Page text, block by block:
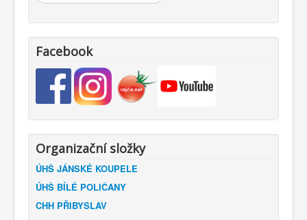
Facebook
Organizační složky
ÚHŠ JÁNSKÉ KOUPELE
ÚHŠ BÍLÉ POLIČANY
CHH PŘIBYSLAV